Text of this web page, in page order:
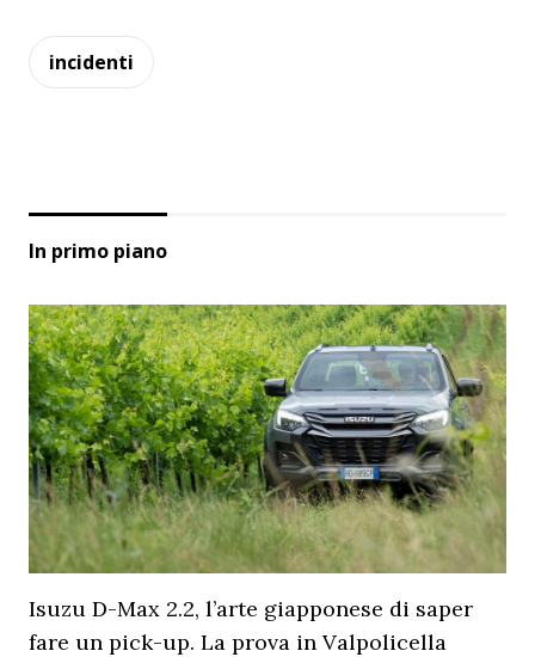
incidenti
In primo piano
Isuzu D-Max 2.2, l’arte giapponese di saper
fare un pick-up. La prova in Valpolicella